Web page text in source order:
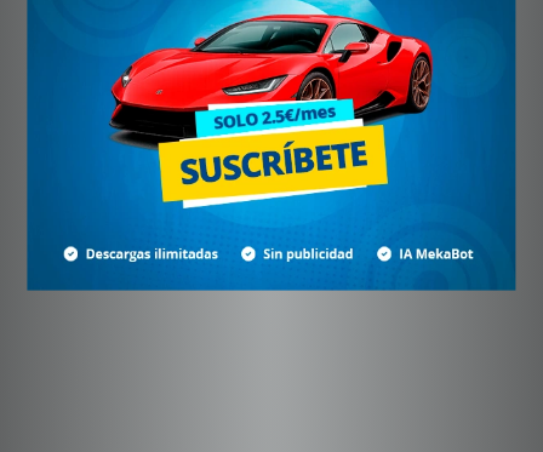
paso a paso, como si tuvieras un experto a tu
lado. Cuéntame qué notas y deja que te
ayude a identificar el problema, sin moverte
del sitio y sin complicaciones.
Suscríbete